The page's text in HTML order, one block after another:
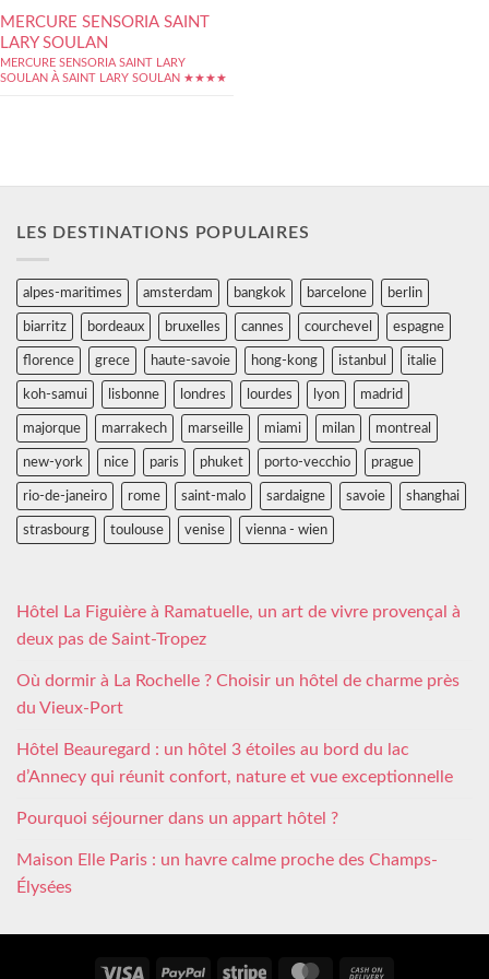
MERCURE SENSORIA SAINT
LARY SOULAN
MERCURE SENSORIA SAINT LARY
SOULAN À SAINT LARY SOULAN ★★★★
LES DESTINATIONS POPULAIRES
alpes-maritimes amsterdam bangkok barcelone berlin
biarritz bordeaux bruxelles cannes courchevel espagne
florence grece haute-savoie hong-kong istanbul italie
koh-samui lisbonne londres lourdes lyon madrid
majorque marrakech marseille miami milan montreal
new-york nice paris phuket porto-vecchio prague
rio-de-janeiro rome saint-malo sardaigne savoie shanghai
strasbourg toulouse venise vienna - wien
Hôtel La Figuière à Ramatuelle, un art de vivre provençal à
deux pas de Saint-Tropez
Où dormir à La Rochelle ? Choisir un hôtel de charme près
du Vieux-Port
Hôtel Beauregard : un hôtel 3 étoiles au bord du lac
d’Annecy qui réunit confort, nature et vue exceptionnelle
Pourquoi séjourner dans un appart hôtel ?
Maison Elle Paris : un havre calme proche des Champs-
Élysées
Visa PayPal Stripe MasterCard